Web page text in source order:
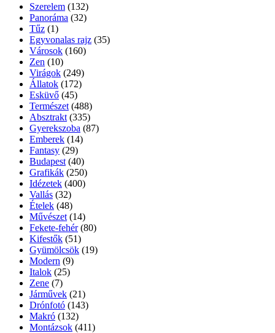
Szerelem (132)
Panoráma (32)
Tűz (1)
Egyvonalas rajz (35)
Városok (160)
Zen (10)
Virágok (249)
Állatok (172)
Esküvő (45)
Természet (488)
Absztrakt (335)
Gyerekszoba (87)
Emberek (14)
Fantasy (29)
Budapest (40)
Grafikák (250)
Idézetek (400)
Vallás (32)
Ételek (48)
Művészet (14)
Fekete-fehér (80)
Kifestők (51)
Gyümölcsök (19)
Modern (9)
Italok (25)
Zene (7)
Járművek (21)
Drónfotó (143)
Makró (132)
Montázsok (411)